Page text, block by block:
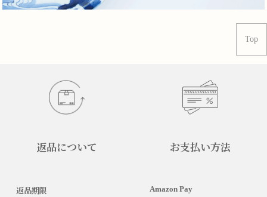
Top
返品について
返品期限
お支払い方法
Amazon Pay